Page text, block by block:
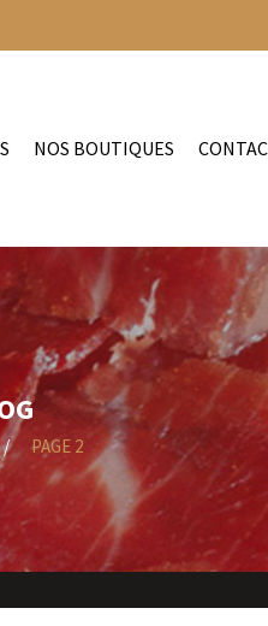
NOS BOUTIQUES
/ PAGE 2